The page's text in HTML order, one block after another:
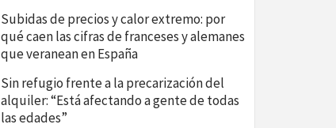
Subidas de precios y calor extremo: por
qué caen las cifras de franceses y alemanes
que veranean en España
Sin refugio frente a la precarización del
alquiler: “Está afectando a gente de todas
las edades”